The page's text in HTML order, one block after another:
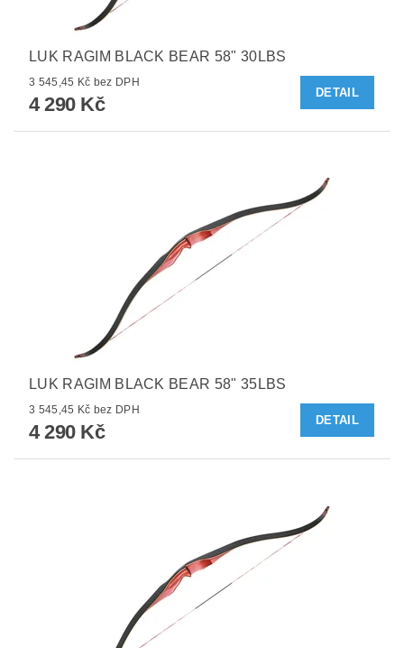
LUK RAGIM BLACK BEAR 58" 30LBS
3 545,45 Kč bez DPH
4 290 Kč
DETAIL
LUK RAGIM BLACK BEAR 58" 35LBS
3 545,45 Kč bez DPH
4 290 Kč
DETAIL